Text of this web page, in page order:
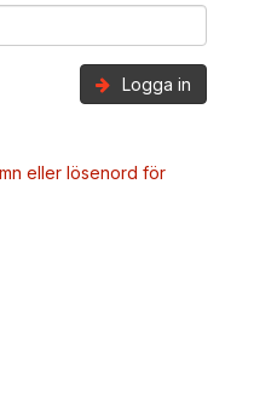
Logga in
eller lösenord för